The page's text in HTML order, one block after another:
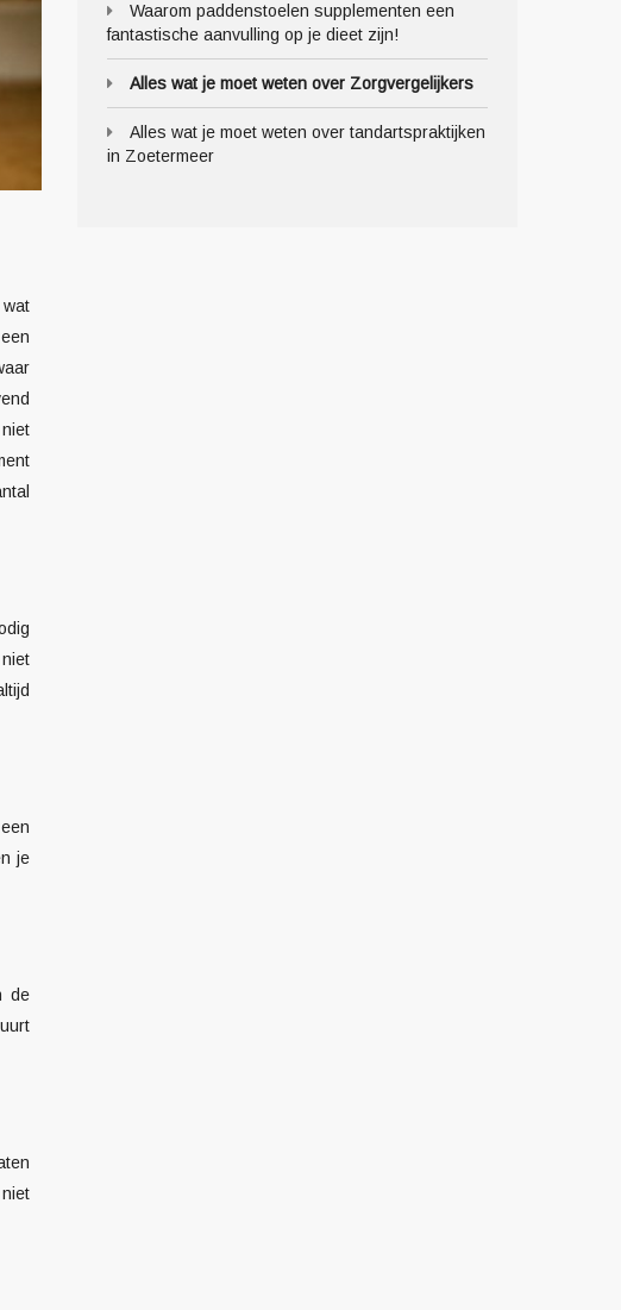
je
de
Waarom paddenstoelen supplementen een
fantastische aanvulling op je dieet zijn!
Alles wat je moet weten over Zorgvergelijkers
Alles wat je moet weten over tandartspraktijken
in Zoetermeer